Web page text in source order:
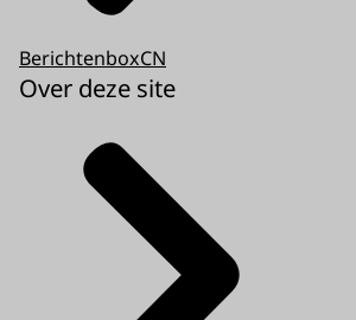
BerichtenboxCN
Over deze site